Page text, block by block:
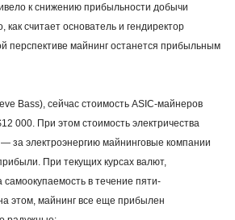
к снижению прибыльности добычи
считает основатель и гендиректор
перспективе майнинг останется прибыльным
Bass), сейчас стоимость ASIC-майнеров
000. При этом стоимость электричества
за электроэнергию майнинговые компании
При текущих курсах валют,
в течение пяти-
этом, майнинг все еще прибылен